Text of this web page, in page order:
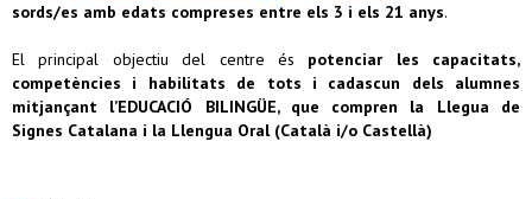
sords/es amb edats compreses entre els 3 i els 21 anys.
El principal objectiu del centre és potenciar les capacitats,
competències i habilitats de tots i cadascun dels alumnes
mitjançant l’EDUCACIÓ BILINGÜE, que compren la Llegua de
Signes Catalana i la Llengua Oral (Català i/o Castellà)